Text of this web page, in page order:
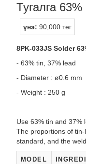
Тугалга
үнэ: 90,000 төг
8PK-033JS Solder
- 63% tin, 37% lead
- Diameter : ø0.6 mm
- Weight : 250 g
Use 63% tin and 37%
The proportions of
standard, and the
MODEL